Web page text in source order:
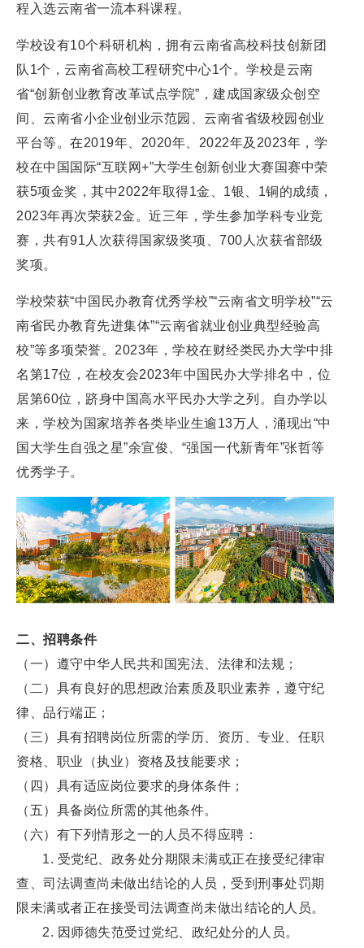
程入选云南省一流本科课程。
学校设有10个科研机构，拥有云南省高校科技创新团
队1个，云南省高校工程研究中心1个。学校是云南
省“创新创业教育改革试点学院”，建成国家级众创空
间、云南省小企业创业示范园、云南省省级校园创业
平台等。在2019年、2020年、2022年及2023年，学
校在中国国际“互联网+”大学生创新创业大赛国赛中荣
获5项金奖，其中2022年取得1金、1银、1铜的成绩，
2023年再次荣获2金。近三年，学生参加学科专业竞
赛，共有91人次获得国家级奖项、700人次获省部级
奖项。
学校荣获“中国民办教育优秀学校”“云南省文明学校”“云
南省民办教育先进集体”“云南省就业创业典型经验高
校”等多项荣誉。2023年，学校在财经类民办大学中排
名第17位，在校友会2023年中国民办大学排名中，位
居第60位，跻身中国高水平民办大学之列。自办学以
来，学校为国家培养各类毕业生逾13万人，涌现出“中
国大学生自强之星”余宣俊、“强国一代新青年”张哲等
优秀学子。
二、招聘条件
（一）遵守中华人民共和国宪法、法律和法规；
（二）具有良好的思想政治素质及职业素养，遵守纪
律、品行端正；
（三）具有招聘岗位所需的学历、资历、专业、任职
资格、职业（执业）资格及技能要求；
（四）具有适应岗位要求的身体条件；
（五）具备岗位所需的其他条件。
（六）有下列情形之一的人员不得应聘：
1. 受党纪、政务处分期限未满或正在接受纪律审
查、司法调查尚未做出结论的人员，受到刑事处罚期
限未满或者正在接受司法调查尚未做出结论的人员。
2. 因师德失范受过党纪、政纪处分的人员。